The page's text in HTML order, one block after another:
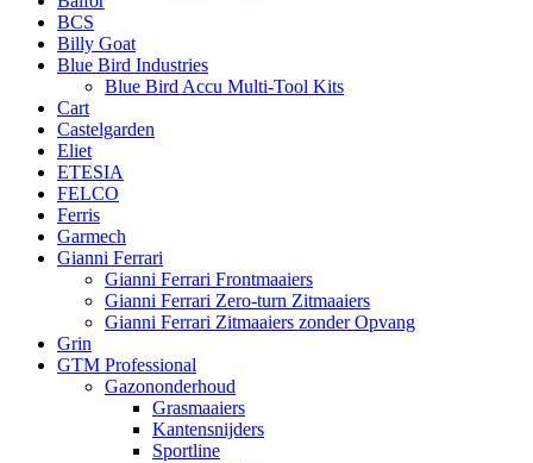
BCS
Billy Goat
Blue Bird Industries
Blue Bird Accu Multi-Tool Kits
Cart
Castelgarden
Eliet
ETESIA
FELCO
Ferris
Garmech
Gianni Ferrari
Gianni Ferrari Frontmaaiers
Gianni Ferrari Zero-turn Zitmaaiers
Gianni Ferrari Zitmaaiers zonder Opvang
Grin
GTM Professional
Gazononderhoud
Grasmaaiers
Kantensnijders
Sportline